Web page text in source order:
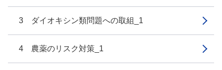
3 ダイオキシン類問題への取組_1
4 農薬のリスク対策_1